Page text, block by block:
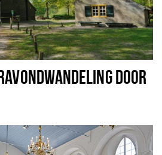
DOOR